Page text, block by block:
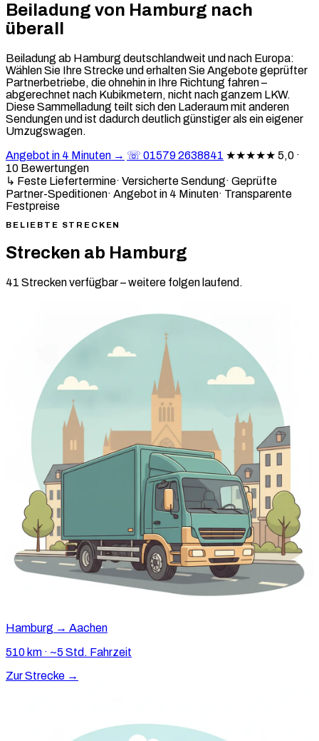
Beiladung von Hamburg nach
überall
Beiladung ab Hamburg deutschlandweit und nach Europa:
Wählen Sie Ihre Strecke und erhalten Sie Angebote geprüfter
Partnerbetriebe, die ohnehin in Ihre Richtung fahren –
abgerechnet nach Kubikmetern, nicht nach ganzem LKW.
Diese Sammelladung teilt sich den Laderaum mit anderen
Sendungen und ist dadurch deutlich günstiger als ein eigener
Umzugswagen.
Angebot in 4 Minuten → ☏ 01579 2638841 ★★★★★ 5,0 ·
10 Bewertungen
↳ Feste Liefertermine· Versicherte Sendung· Geprüfte
Partner-Speditionen· Angebot in 4 Minuten· Transparente
Festpreise
BELIEBTE STRECKEN
Strecken ab Hamburg
41 Strecken verfügbar – weitere folgen laufend.
Hamburg → Aachen
510 km · ~5 Std. Fahrzeit
Zur Strecke →